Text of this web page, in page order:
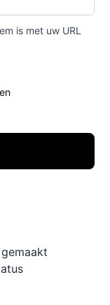
is met uw URL
updates for